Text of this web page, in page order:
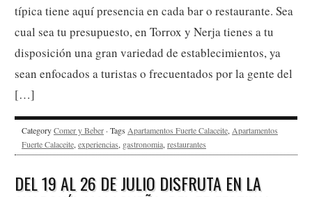
típica tiene aquí presencia en cada bar o restaurante. Sea
cual sea tu presupuesto, en Torrox y Nerja tienes a tu
disposición una gran variedad de establecimientos, ya
sean enfocados a turistas o frecuentados por la gente del
[…]
CategoryComer y Beber · Tags Apartamentos Fuerte Calaceite,Apartamentos
Fuerte Calaceite,experiencias, gastronomia,restaurantes
DEL 19 AL 26 DE JULIO DISFRUTA EN LA